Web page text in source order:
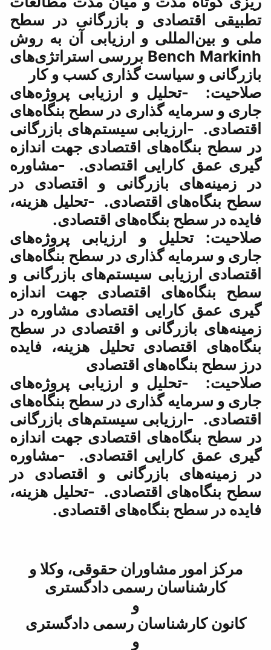
بازرگانی در سطح
ارزیابی آن به روش
Bench Markinh بررسی استراتژی‌های
گذاری کسب و کار
ارزیابی پروژه‌های
در سطح بنگاه‌های
سیستم‌های بازرگانی
جهت اندازه
اقتصادی. -مشاوره
و اقتصادی در
-تحلیل هزینه،
اقتصادی.
پروژه‌های
در سطح بنگاه‌های
بازرگانی و
جهت اندازه
اقتصادی مشاوره در
و اقتصادی در سطح
تحلیل هزینه، فایده
اقتصادی
ارزیابی پروژه‌های
در سطح بنگاه‌های
سیستم‌های بازرگانی
جهت اندازه
اقتصادی. -مشاوره
و اقتصادی در
-تحلیل هزینه،
اقتصادی.
حقوقی، وکلا و
دادگستری
رسمی دادگستری